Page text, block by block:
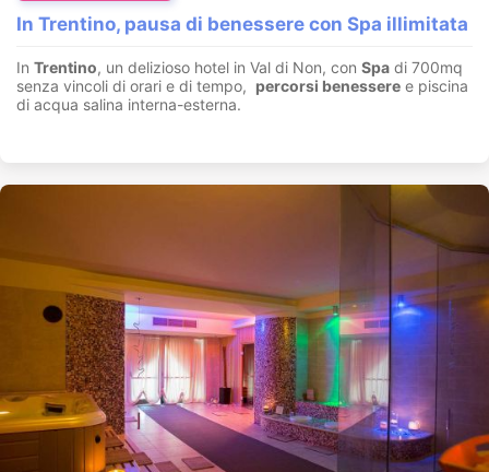
In Trentino, pausa di benessere con Spa illimitata
In Trentino, un delizioso hotel in Val di Non, con Spa di 700mq
senza vincoli di orari e di tempo, percorsi benessere e piscina
di acqua salina interna-esterna.